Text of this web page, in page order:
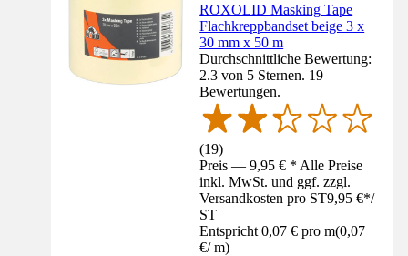
ROXOLID Masking Tape
Flachkreppbandset beige 3 x
30 mm x 50 m
Durchschnittliche Bewertung:
2.3 von 5 Sternen. 19
Bewertungen.
(19)
Preis — 9,95 € * Alle Preise
inkl. MwSt. und ggf. zzgl.
Versandkosten pro ST9,95 €*/
ST
Entspricht 0,07 € pro m(0,07
€/ m)